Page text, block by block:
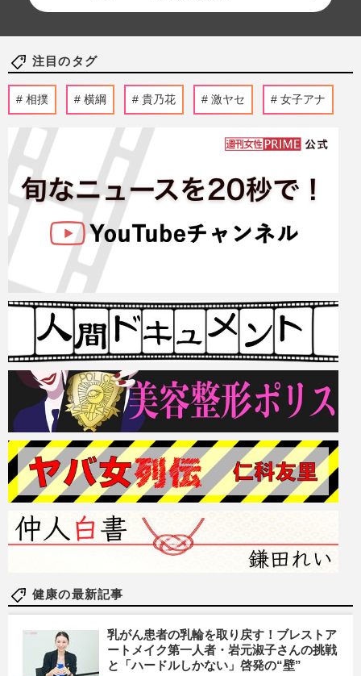
注目のタグ
相撲 横綱 貴乃花 激ヤセ 女子アナ
健康の最新記事
乳がん患者の乳輪を取り戻す！ブレストア
ートメイク第一人者・岩元淑子さんの挑戦
と「ハードルしかない」啓発の“壁”